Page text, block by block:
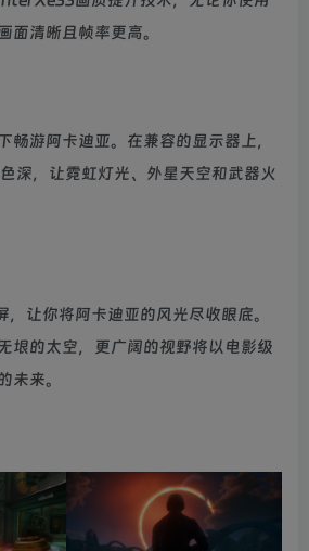
面清晰且帧率更高。
畅游阿卡迪亚。在兼容的显示器上，
深，让霓虹灯光、外星天空和武器火
，让你将阿卡迪亚的风光尽收眼底。
垠的太空，更广阔的视野将以电影级
未来。